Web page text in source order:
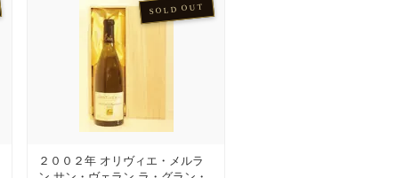
SOLD OUT
２００２年 オリヴィエ・メルラ